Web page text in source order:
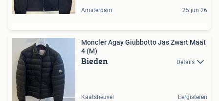
Amsterdam 25 jun 26
Moncler Agay Giubbotto Jas Zwart Maat
4 (M)
Bieden Details
Kaatsheuvel Eergisteren